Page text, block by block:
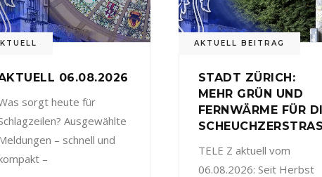
06.08.2026
sorgt heute für
Ausgewählte
– schnell und
–
AKTUELL BEITRAG
STADT ZÜRICH:
MEHR GRÜN UND
FERNWÄRME FÜR
TELE Z aktuell vom
06.08.2026: Seit Herbst